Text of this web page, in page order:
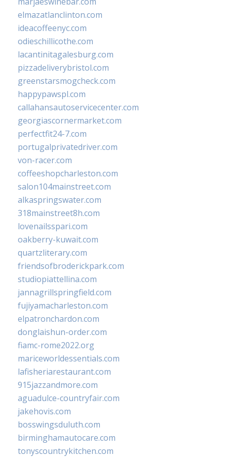
elmazatlanclinton.com
ideacoffeenyc.com
odieschillicothe.com
lacantinitagalesburg.com
pizzadeliverybristol.com
greenstarsmogcheck.com
happypawspl.com
callahansautoservicecenter.com
georgiascornermarket.com
perfectfit24-7.com
portugalprivatedriver.com
von-racer.com
coffeeshopcharleston.com
salon104mainstreet.com
alkaspringswater.com
318mainstreet8h.com
lovenailsspari.com
oakberry-kuwait.com
quartzliterary.com
friendsofbroderickpark.com
studiopiattellina.com
jannagrillspringfield.com
fujiyamacharleston.com
elpatronchardon.com
donglaishun-order.com
fiamc-rome2022.org
mariceworldessentials.com
lafisheriarestaurant.com
915jazzandmore.com
aguadulce-countryfair.com
jakehovis.com
bosswingsduluth.com
birminghamautocare.com
tonyscountrykitchen.com